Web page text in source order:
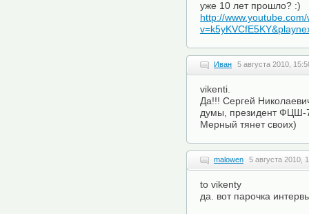
уже 10 лет прошло? :)
http://
Иван 5 августа 2010,
vikenti.
Да!!! Сергей
думы, президент ФЦШ-
Мерный тянет своих)
malowen 5 августа 2010,
to vikenty
да. вот парочка